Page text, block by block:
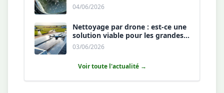
revêtement antireflet ?
04/06/2026
Nettoyage par drone : est-ce une
solution viable pour les grandes
toitures agricoles ?
03/06/2026
Voir toute l'actualité →